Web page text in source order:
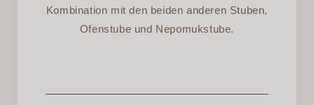
Kombination mit den beiden anderen Stuben,
Ofenstube und Nepomukstube.